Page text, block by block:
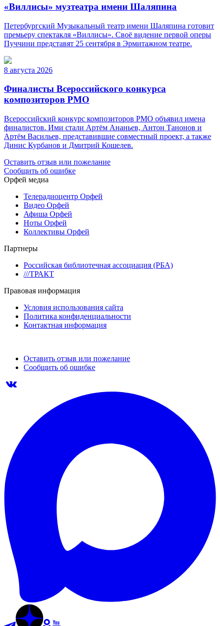
«Виллисы» музтеатра имени Шаляпина
Петербургский Музыкальный театр имени Шаляпина готовит
премьеру спектакля «Виллисы». Своё видение первой оперы
Пуччини представят 25 сентября в Эрмитажном театре.
8 августа 2026
Финалисты Всероссийского конкурса
композиторов РМО
Всероссийский конкурс композиторов РМО объявил имена
финалистов. Ими стали Артём Ананьев, Антон Танонов и
Артём Васильев, представившие совместный проект, а также
Динис Курбанов и Дмитрий Кошелев.
Оставить отзыв или пожелание
Сообщить об ошибке
Орфей медиа
Телерадиоцентр Орфей
Видео Орфей
Афиша Орфей
Ноты Орфей
Коллективы Орфей
Партнеры
Российская библиотечная ассоциация (РБА)
///ТРАКТ
Правовая информация
Условия использования сайта
Политика конфиденциальности
Контактная информация
Оставить отзыв или пожелание
Сообщить об ошибке